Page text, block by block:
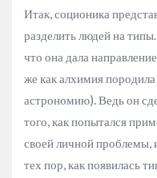
Итак, соционика
разделить людей на
что она дала
же как алхимия
астрономию). Ведь он
того, как попытался
своей личной проблемы,
тех пор, как появилась